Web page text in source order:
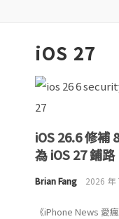
iOS 27
iOS 26.6 修補
為 iOS 27 鋪路
Brian Fang 2026 年
《iPhone News 愛